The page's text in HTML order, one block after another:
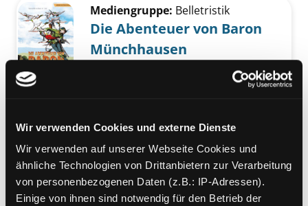
Wir verwenden Cookies und externe Dienste
Wir verwenden auf unserer Webseite Cookies und
ähnliche Technologien von Drittanbietern zur Verarbeitung
von personenbezogenen Daten (z.B.: IP-Adressen).
Einige von ihnen sind notwendig für den Betrieb der
Zu den Suchfiltern springen
Exemplar-Details von Die Abenteuer von
Mediengruppe: Belletristik
Die Abenteuer von Baron
Münchhausen
Verlag
Reihe:Lesen für alle
Mediengruppe:Belletristik
In achzig Tagen um die